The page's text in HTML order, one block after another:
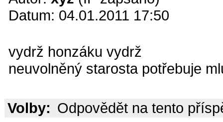
Datum: 04.01.2011 17:50
vydrž honzáku vydrž
neuvolněný starosta potřebuje
Volby: Odpovědět na tento